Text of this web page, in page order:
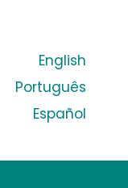
English
Português
Español